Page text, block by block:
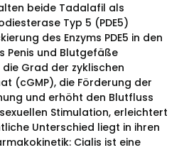
beide Tadalafil als
Typ 5 (PDE5)
des Enzyms PDE5 in den
Penis und Blutgefäße
Grad der zyklischen
(cGMP), die Förderung der
und erhöht den Blutfluss
Stimulation, erleichtert
Unterschied liegt in ihren
Cialis ist eine